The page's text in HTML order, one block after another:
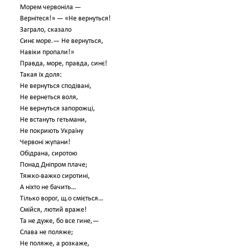
Морем червоніла —
Вернітеся!» — «Не вернуться!
Заграло, сказало
Синє море.— Не вернуться,
Навіки пропали!»
Правда, море, правда, синє!
Такая їх доля:
Не вернуться сподівані,
Не вернеться воля,
Не вернуться запорожці,
Не встануть гетьмани,
Не покриють Україну
Червоні жупани!
Обідрана, сиротою
Понад Дніпром плаче;
Тяжко-важко сиротині,
А ніхто не бачить…
Тілько ворог, щ.о сміється…
Смійся, лютий враже!
Та не дуже, бо все гине,—
Слава не поляже;
Не поляже, а розкаже,